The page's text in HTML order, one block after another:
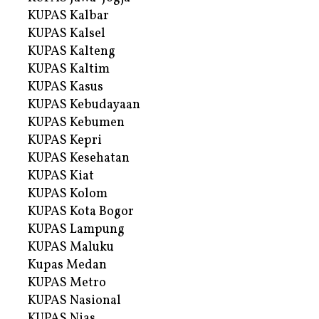
KUPAS Kalbar
KUPAS Kalsel
KUPAS Kalteng
KUPAS Kaltim
KUPAS Kasus
KUPAS Kebudayaan
KUPAS Kebumen
KUPAS Kepri
KUPAS Kesehatan
KUPAS Kiat
KUPAS Kolom
KUPAS Kota Bogor
KUPAS Lampung
KUPAS Maluku
Kupas Medan
KUPAS Metro
KUPAS Nasional